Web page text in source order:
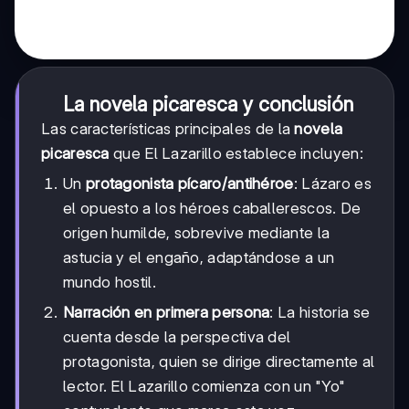
La novela picaresca y conclusión
Las características principales de lanovela
picaresca que El Lazarillo establece incluyen:
Un protagonista pícaro/antihéroe: Lázaro es
el opuesto a los héroes caballerescos. De
origen humilde, sobrevive mediante la
astucia y el engaño, adaptándose a un
mundo hostil.
Narración en primera persona: La historia se
cuenta desde la perspectiva del
protagonista, quien se dirige directamente al
lector. El Lazarillo comienza con un "Yo"